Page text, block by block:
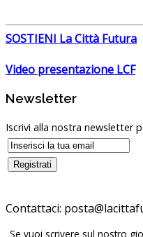
SOSTIENI La Città Futura
Video presentazione LCF
Newsletter
Iscrivi alla nostra newsletter
Contattaci:
Se vuoi scrivere sul nostro